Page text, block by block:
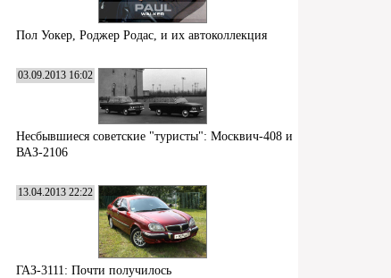
Пол Уокер, Роджер Родас, и их автоколлекция
03.09.2013 16:02
Несбывшиеся советские "туристы": Москвич-408 и
ВАЗ-2106
13.04.2013 22:22
ГАЗ-3111: Почти получилось